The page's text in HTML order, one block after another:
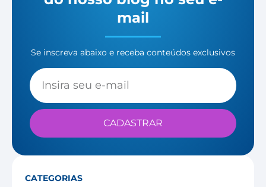
mail
Se inscreva abaixo e receba conteúdos exclusivos
CADASTRAR
CATEGORIAS